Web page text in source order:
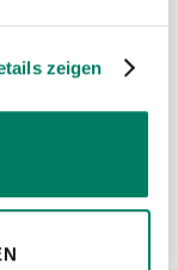
zeigen